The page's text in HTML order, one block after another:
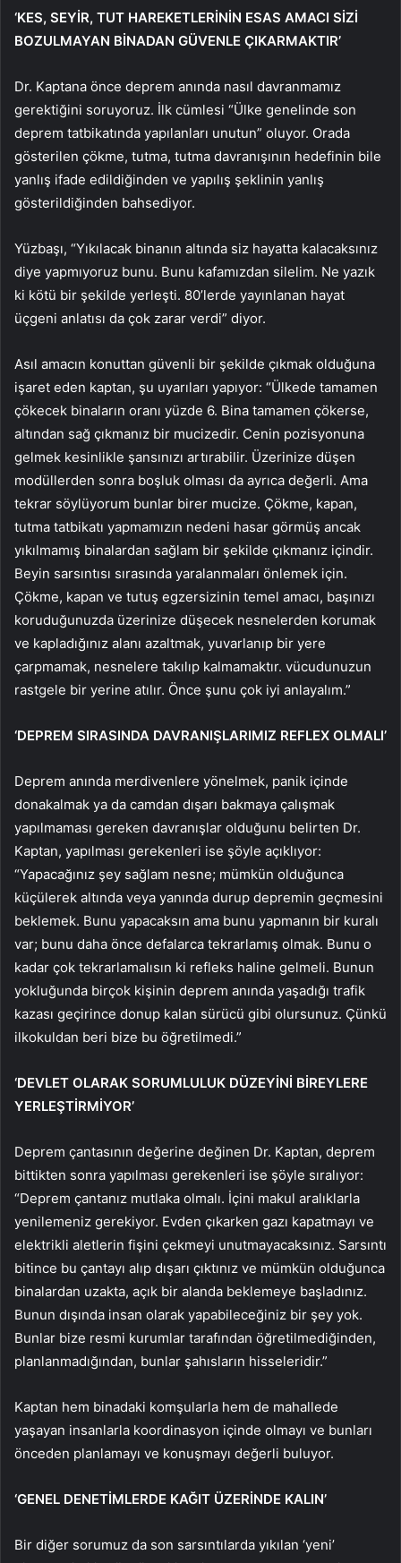
‘KES, SEYİR, TUT HAREKETLERİNİN ESAS AMACI SİZİ
BOZULMAYAN BİNADAN GÜVENLE ÇIKARMAKTIR’
Dr. Kaptana önce deprem anında nasıl davranmamız
gerektiğini soruyoruz. İlk cümlesi “Ülke genelinde son
deprem tatbikatında yapılanları unutun” oluyor. Orada
gösterilen çökme, tutma, tutma davranışının hedefinin bile
yanlış ifade edildiğinden ve yapılış şeklinin yanlış
gösterildiğinden bahsediyor.
Yüzbaşı, “Yıkılacak binanın altında siz hayatta kalacaksınız
diye yapmıyoruz bunu. Bunu kafamızdan silelim. Ne yazık
ki kötü bir şekilde yerleşti. 80’lerde yayınlanan hayat
üçgeni anlatısı da çok zarar verdi” diyor.
Asıl amacın konuttan güvenli bir şekilde çıkmak olduğuna
işaret eden kaptan, şu uyarıları yapıyor: “Ülkede tamamen
çökecek binaların oranı yüzde 6. Bina tamamen çökerse,
altından sağ çıkmanız bir mucizedir. Cenin pozisyonuna
gelmek kesinlikle şansınızı artırabilir. Üzerinize düşen
modüllerden sonra boşluk olması da ayrıca değerli. Ama
tekrar söylüyorum bunlar birer mucize. Çökme, kapan,
tutma tatbikatı yapmamızın nedeni hasar görmüş ancak
yıkılmamış binalardan sağlam bir şekilde çıkmanız içindir.
Beyin sarsıntısı sırasında yaralanmaları önlemek için.
Çökme, kapan ve tutuş egzersizinin temel amacı, başınızı
koruduğunuzda üzerinize düşecek nesnelerden korumak
ve kapladığınız alanı azaltmak, yuvarlanıp bir yere
çarpmamak, nesnelere takılıp kalmamaktır. vücudunuzun
rastgele bir yerine atılır. Önce şunu çok iyi anlayalım.”
‘DEPREM SIRASINDA DAVRANIŞLARIMIZ REFLEX OLMALI’
Deprem anında merdivenlere yönelmek, panik içinde
donakalmak ya da camdan dışarı bakmaya çalışmak
yapılmaması gereken davranışlar olduğunu belirten Dr.
Kaptan, yapılması gerekenleri ise şöyle açıklıyor:
“Yapacağınız şey sağlam nesne; mümkün olduğunca
küçülerek altında veya yanında durup depremin geçmesini
beklemek. Bunu yapacaksın ama bunu yapmanın bir kuralı
var; bunu daha önce defalarca tekrarlamış olmak. Bunu o
kadar çok tekrarlamalısın ki refleks haline gelmeli. Bunun
yokluğunda birçok kişinin deprem anında yaşadığı trafik
kazası geçirince donup kalan sürücü gibi olursunuz. Çünkü
ilkokuldan beri bize bu öğretilmedi.”
‘DEVLET OLARAK SORUMLULUK DÜZEYİNİ BİREYLERE
YERLEŞTİRMİYOR’
Deprem çantasının değerine değinen Dr. Kaptan, deprem
bittikten sonra yapılması gerekenleri ise şöyle sıralıyor:
“Deprem çantanız mutlaka olmalı. İçini makul aralıklarla
yenilemeniz gerekiyor. Evden çıkarken gazı kapatmayı ve
elektrikli aletlerin fişini çekmeyi unutmayacaksınız. Sarsıntı
bitince bu çantayı alıp dışarı çıktınız ve mümkün olduğunca
binalardan uzakta, açık bir alanda beklemeye başladınız.
Bunun dışında insan olarak yapabileceğiniz bir şey yok.
Bunlar bize resmi kurumlar tarafından öğretilmediğinden,
planlanmadığından, bunlar şahısların hisseleridir.”
Kaptan hem binadaki komşularla hem de mahallede
yaşayan insanlarla koordinasyon içinde olmayı ve bunları
önceden planlamayı ve konuşmayı değerli buluyor.
‘GENEL DENETİMLERDE KAĞIT ÜZERİNDE KALIN’
Bir diğer sorumuz da son sarsıntılarda yıkılan ‘yeni’